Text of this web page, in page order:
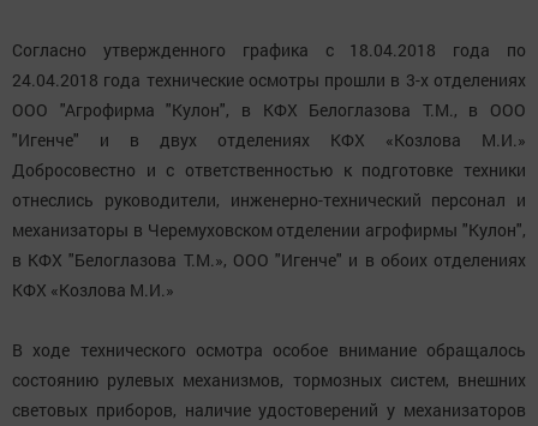
Согласно утвержденного графика с 18.04.2018 года по
24.04.2018 года технические осмотры прошли в 3-х отделениях
ООО "Агрофирма "Кулон", в КФХ Белоглазова Т.М., в ООО
"Игенче" и в двух отделениях КФХ «Козлова М.И.»
Добросовестно и с ответственностью к подготовке техники
отнеслись руководители, инженерно-технический персонал и
механизаторы в Черемуховском отделении агрофирмы "Кулон",
в КФХ "Белоглазова Т.М.», ООО "Игенче" и в обоих отделениях
КФХ «Козлова М.И.»
В ходе технического осмотра особое внимание обращалось
состоянию рулевых механизмов, тормозных систем, внешних
световых приборов, наличие удостоверений у механизаторов